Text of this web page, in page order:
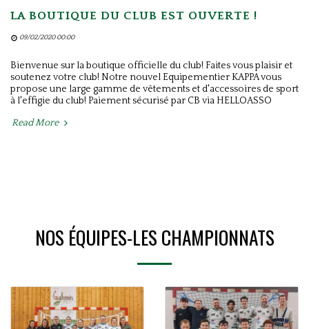
LA BOUTIQUE DU CLUB EST OUVERTE !
09/02/2020 00:00
Bienvenue sur la boutique officielle du club! Faites vous plaisir et
soutenez votre club! Notre nouvel Equipementier KAPPA vous
propose une large gamme de vêtements et d'accessoires de sport
à l'effigie du club! Paiement sécurisé par CB via HELLOASSO
Read More
NOS ÉQUIPES-LES CHAMPIONNATS